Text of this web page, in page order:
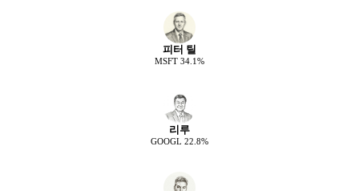
피터 틸
MSFT 34.1%
리루
GOOGL 22.8%